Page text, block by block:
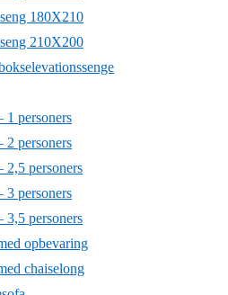
180X210
210X200
1 personers
2 personers
2,5 personers
3 personers
3,5 personers
opbevaring
chaiselong